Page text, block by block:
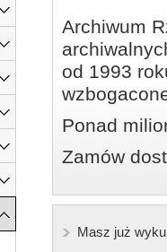
Archiwum
od 1993
Ponad
Zamów
Masz już